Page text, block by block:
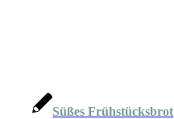
Süßes Frühstücksbrot